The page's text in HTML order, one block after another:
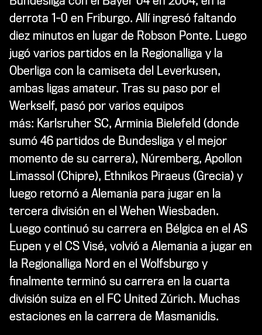
derrota 1-0 en Friburgo. Allí ingresó faltando
diez minutos en lugar de Robson Ponte. Luego
jugó varios partidos en la Regionalliga y la
Oberliga con la camiseta del Leverkusen,
ambas ligas amateur. Tras su paso por el
Werkself, pasó por varios equipos
más: Karlsruher SC, Arminia Bielefeld (donde
sumó 46 partidos de Bundesliga y el mejor
momento de su carrera), Núremberg, Apollon
Limassol (Chipre), Ethnikos Piraeus (Grecia) y
luego retornó a Alemania para jugar en la
tercera división en el Wehen Wiesbaden.
Luego continuó su carrera en Bélgica en el AS
Eupen y el CS Visé, volvió a Alemania a jugar en
la Regionalliga Nord en el Wolfsburgo y
finalmente terminó su carrera en la cuarta
división suiza en el FC United Zúrich. Muchas
estaciones en la carrera de Masmanidis.